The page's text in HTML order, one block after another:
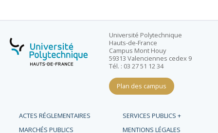
Université Polytechnique
Hauts-de-France
Campus Mont Houy
59313 Valenciennes cedex 9
Tél. : 03 27 51 12 34
Plan des campus
ACTES RÉGLEMENTAIRES
SERVICES PUBLICS +
MARCHÉS PUBLICS
MENTIONS LÉGALES